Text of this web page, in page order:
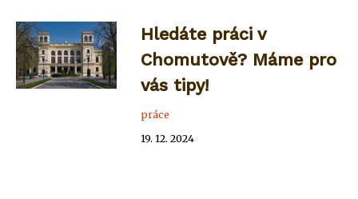
Hledáte práci v
Chomutově? Máme pro
vás tipy!
práce
19. 12. 2024